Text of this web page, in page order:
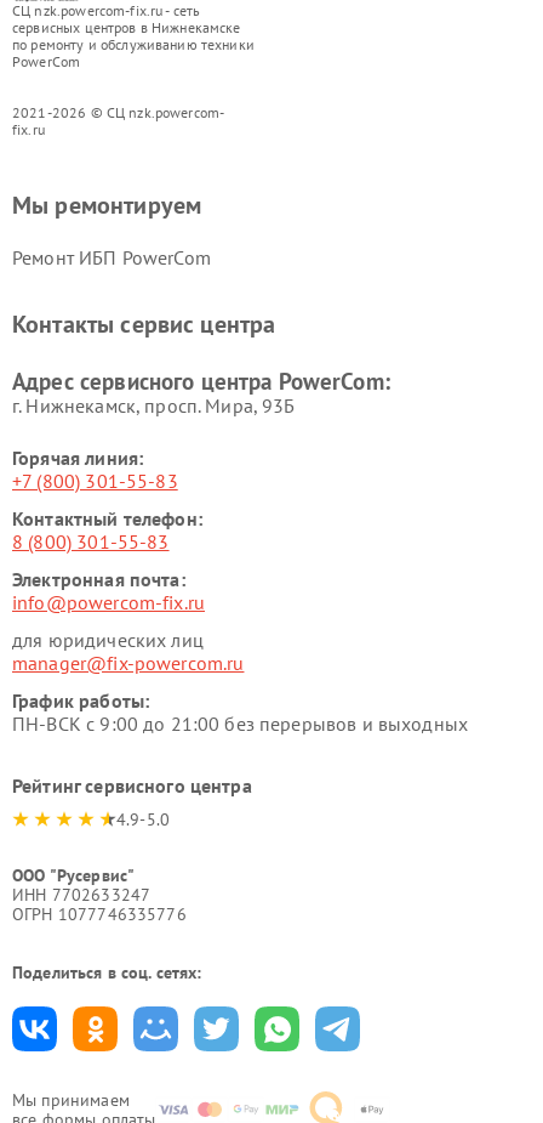
СЦ nzk.powercom-fix.ru - сеть
сервисных центров в Нижнекамске
по ремонту и обслуживанию техники
PowerCom
2021-2026 © СЦ nzk.powercom-
fix.ru
Мы принимаем
Мы ремонтируем
Ремонт ИБП PowerCom
Контакты сервис центра
Адрес сервисного центра PowerCom:
г. Нижнекамск, просп. Мира, 93Б
Горячая линия:
+7 (800) 301-55-83
Контактный телефон:
8 (800) 301-55-83
Электронная почта:
info@powercom-fix.ru
для юридических лиц
manager@fix-powercom.ru
График работы:
ПН-ВСК с 9:00 до 21:00 без перерывов и выходных
Рейтинг сервисного центра
4.9-5.0
ООО "Русервис"
ИНН 7702633247
ОГРН 1077746335776
Поделиться в соц. сетях: